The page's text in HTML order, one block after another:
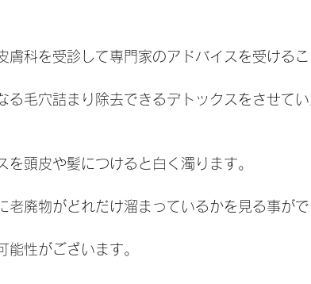
膚科を受診して専門家のアドバイスを受ける
る毛穴詰まり除去できるデトックスをさせて
を頭皮や髪につけると白く濁ります。
老廃物がどれだけ溜まっているかを見る事が
能性がございます。